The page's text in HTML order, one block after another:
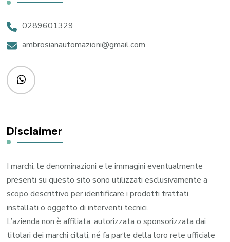
0289601329
ambrosianautomazioni@gmail.com
Disclaimer
I marchi, le denominazioni e le immagini eventualmente
presenti su questo sito sono utilizzati esclusivamente a
scopo descrittivo per identificare i prodotti trattati,
installati o oggetto di interventi tecnici.
L’azienda non è affiliata, autorizzata o sponsorizzata dai
titolari dei marchi citati, né fa parte della loro rete ufficiale